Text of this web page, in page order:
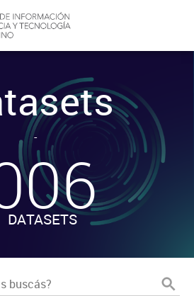
-
DATASETS